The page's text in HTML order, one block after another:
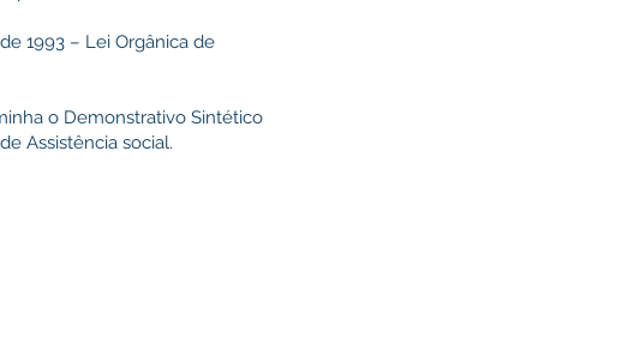
1993 – Lei Orgânica de
o Demonstrativo Sintético
Assistência social.